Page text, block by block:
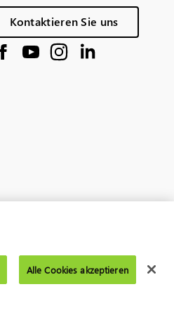
Kontaktieren Sie uns
Alle Cookies akzeptieren